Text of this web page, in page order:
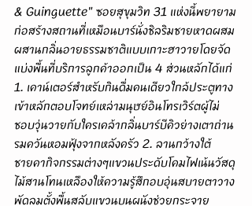
& Guinguette" ซอยสุขุมวิท 31 แห่งนี้พยายาม
ก่อสร้างสถานที่เหมือนบาร์นั่งชิลริมชายหาดผสม
ผสานกลิ่นอายธรรมชาติแบบเกาะฮาวายโดยจัด
แบ่งพื้นที่บริการลูกค้าออกเป็น 4 ส่วนหลักได้แก่
1. เคาน์เตอร์สำหรับกินดื่มคนเดียวใกล้ประตูทาง
เข้าหลักตอบโจทย์เหล่ามนุษย์อินโทรเวิร์ตผู้ไม่
ชอบวุ่นวายกับใครเคล้ากลิ่นบาร์บีคิวย่างเตาถ่าน
รมควันหอมฟุ้งจากหลังครัว 2. ลานกว้างใต้
ชายคากิจกรรมต่างๆแขวนประดับโคมไฟเน้นวัสดุ
ไม้สานโทนเหลืองให้ความรู้สึกอบอุ่นสบายตาวาง
พัดลมตั้งพื้นสลับแขวนบนผนังช่วยกระจาย